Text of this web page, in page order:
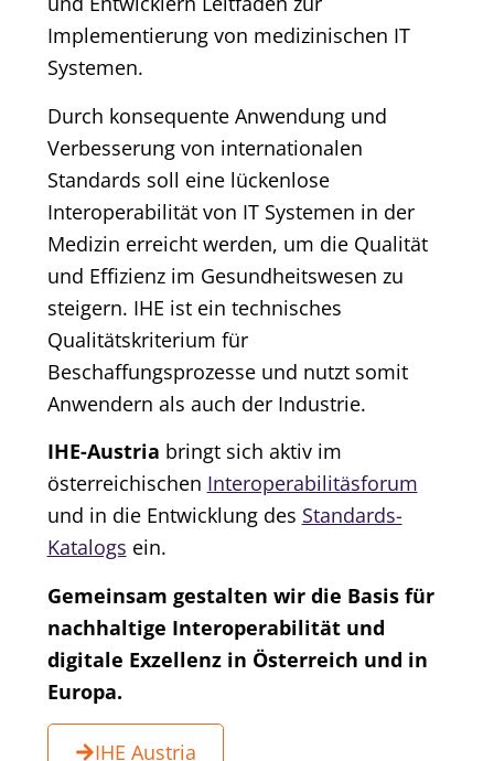
Implementierung von medizinischen IT
Systemen.
Durch konsequente Anwendung und
Verbesserung von internationalen
Standards soll eine lückenlose
Interoperabilität von IT Systemen in der
Medizin erreicht werden, um die Qualität
und Effizienz im Gesundheitswesen zu
steigern. IHE ist ein technisches
Qualitätskriterium für
Beschaffungsprozesse und nutzt somit
Anwendern als auch der Industrie.
IHE-Austria bringt sich aktiv im
österreichischen Interoperabilitäsforum
und in die Entwicklung des Standards-
Katalogs ein.
Gemeinsam gestalten wir die Basis für
nachhaltige Interoperabilität und
digitale Exzellenz in Österreich und in
Europa.
IHE Austria